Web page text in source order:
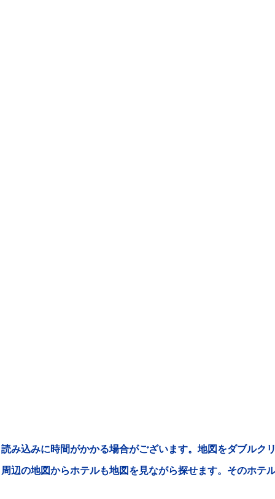
読み込みに時間がかかる場合がございます。地図をダブルク
周辺の地図からホテルも地図を見ながら探せます。そのホテ